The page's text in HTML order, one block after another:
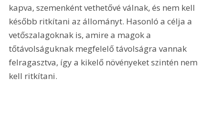
kapva, szemenként vethetővé válnak, és nem kell
később ritkítani az állományt. Hasonló a célja a
vetőszalagoknak is, amire a magok a
tőtávolságuknak megfelelő távolságra vannak
felragasztva, így a kikelő növényeket szintén nem
kell ritkítani.